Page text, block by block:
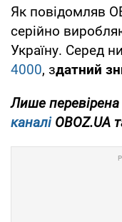
Як повідомляв
серійно
Україну. Серед
4000, здатний
Лише
каналіOBOZ.UA